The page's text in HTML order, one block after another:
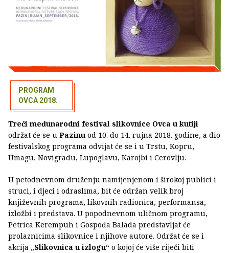
PROGRAM
OVCA 2018.
Treći međunarodni festival slikovnice Ovca u kutiji
održat će se u Pazinu od 10. do 14. rujna 2018. godine, a dio
festivalskog programa odvijat će se i u Trstu, Kopru,
Umagu, Novigradu, Lupoglavu, Karojbi i Cerovlju.
U petodnevnom druženju namijenjenom i širokoj publici i
struci, i djeci i odraslima, bit će održan velik broj
književnih programa, likovnih radionica, performansa,
izložbi i predstava. U popodnevnom uličnom programu,
Petrica Kerempuh i Gospođa Balada predstavljat će
prolaznicima slikovnice i njihove autore. Održat će se i
akcija „Slikovnica u izlogu“ o kojoj će više riječi biti